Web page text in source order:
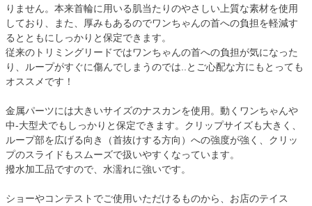
りません。本来首輪に用いる肌当たりのやさしい上質な素材を使用
しており、また、厚みもあるのでワンちゃんの首への負担を軽減す
るとともにしっかりと保定できます。
従来のトリミングリードではワンちゃんの首への負担が気になった
り、ループがすぐに傷んでしまうのでは..とご心配な方にもとっても
オススメです！
金属パーツには大きいサイズのナスカンを使用。動くワンちゃんや
中-大型犬でもしっかりと保定できます。クリップサイズも大きく、
ループ部を広げる向き（首抜けする方向）への強度が強く、クリッ
プのスライドもスムーズで扱いやすくなっています。
撥水加工品ですので、水濡れに強いです。
ショーやコンテストでご使用いただけるものから、お店のテイス